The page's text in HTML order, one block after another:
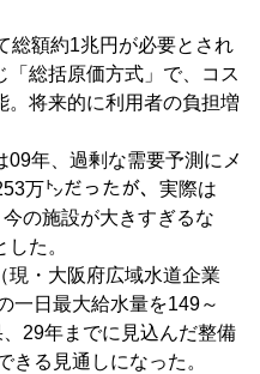
額約1兆円が必要とされ
「総括原価方式」で、コス
。将来的に利用者の負担増
年、過剰な需要予測にメ
万㌧だったが、実際は
の施設が大きすぎるな
た。
・大阪府広域水道企業
一日最大給水量を149～
29年までに見込んだ整備
きる見通しになった。